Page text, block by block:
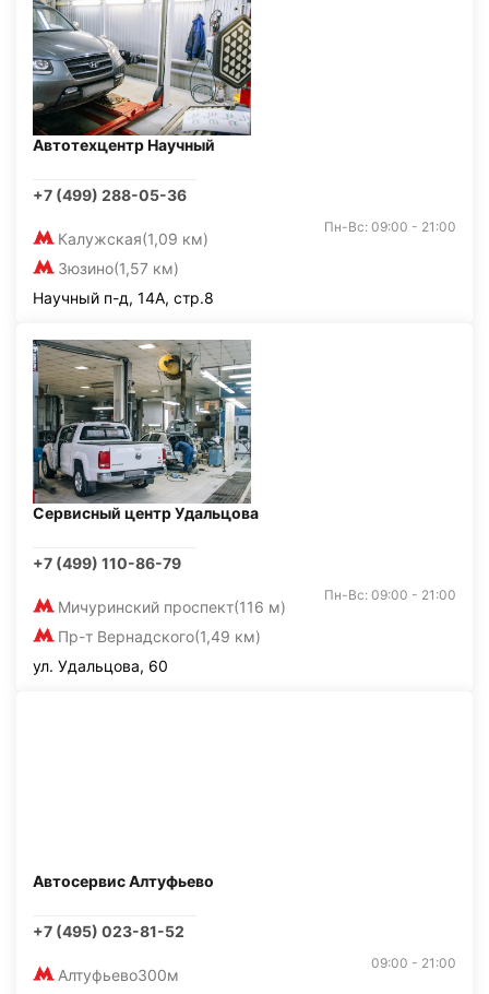
Автотехцентр Научный
+7 (499) 288-05-36
Калужская(1,09 км)
Зюзино(1,57 км)
Пн-Вс: 09:00 - 21:00
Научный п-д, 14А, стр.8
Сервисный центр Удальцова
+7 (499) 110-86-79
Мичуринский проспект(116 м)
Пр-т Вернадского(1,49 км)
Пн-Вс: 09:00 - 21:00
ул. Удальцова, 60
Автосервис Алтуфьево
+7 (495) 023-81-52
Алтуфьево300м
09:00 - 21:00